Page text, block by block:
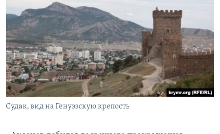
Судак, вид на Генуэзскую крепость